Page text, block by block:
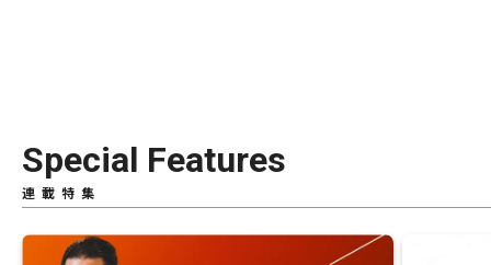
Special Features
連載特集